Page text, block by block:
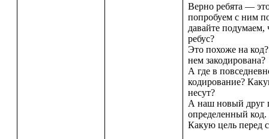
Верно ребята —
попробуем с ним
давайте подумаем,
ребус?
Это похоже на
нем закодирована?
А где в
кодирование?
несут?
А наш новый друг
определенный код.
Какую цель перед